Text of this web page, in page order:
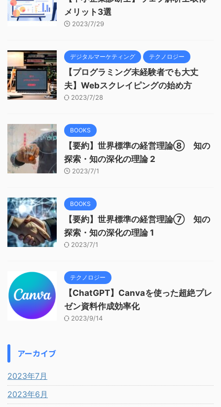
メリット3選
2023/7/29
デジタルマーケティング テクノロジー
【プログラミング未経験者でも大丈
夫】Webスクレイピングの始め方
2023/7/28
BOOKS
【要約】世界標準の経営理論⑧ 知の
探索・知の深化の理論 2
2023/7/1
BOOKS
【要約】世界標準の経営理論⑦ 知の
探索・知の深化の理論 1
2023/7/1
テクノロジー
【ChatGPT】Canvaを使った超絶プレ
ゼン資料作成効率化
2023/9/14
アーカイブ
2023年7月
2023年6月